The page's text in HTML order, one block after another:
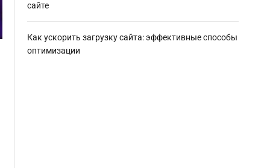
сайте
Как ускорить загрузку сайта: эффективные способы
оптимизации